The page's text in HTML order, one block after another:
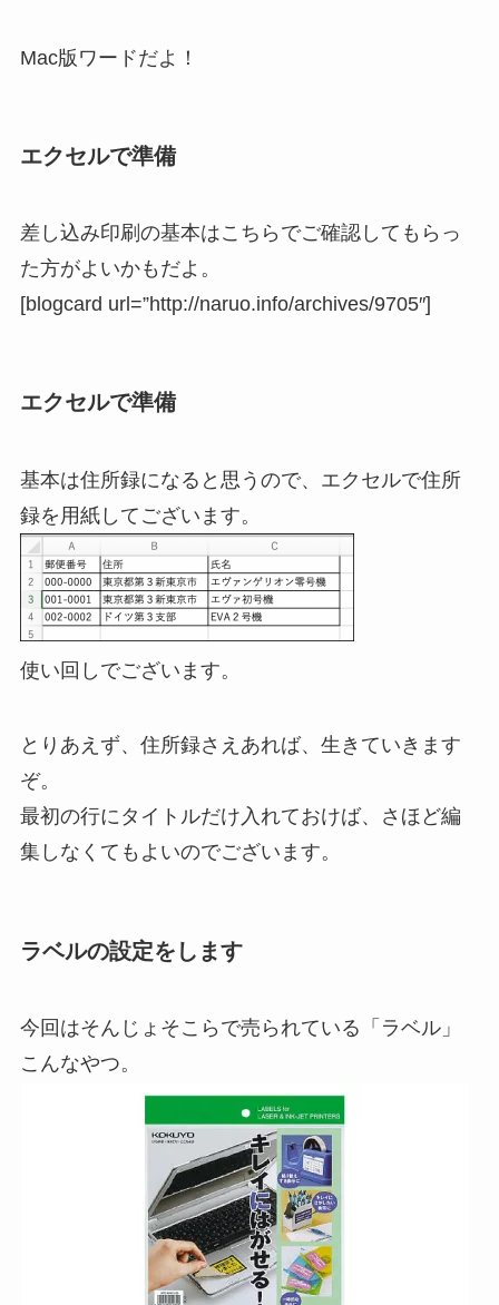
Mac版ワードだよ！
エクセルで準備
差し込み印刷の基本はこちらでご確認してもらっ
た方がよいかもだよ。
[blogcard url=”http://naruo.info/archives/9705″]
エクセルで準備
基本は住所録になると思うので、エクセルで住所
録を用紙してございます。
使い回しでございます。
とりあえず、住所録さえあれば、生きていきます
ぞ。
最初の行にタイトルだけ入れておけば、さほど編
集しなくてもよいのでございます。
ラベルの設定をします
今回はそんじょそこらで売られている「ラベル」
こんなやつ。